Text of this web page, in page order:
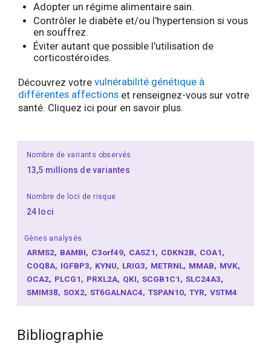
Adopter un régime alimentaire sain.
Contrôler le diabète et/ou l'hypertension si vous
en souffrez.
Éviter autant que possible l'utilisation de
corticostéroïdes.
Découvrez votre vulnérabilité génétique à
différentes affections et renseignez-vous sur votre
santé. Cliquez ici pour en savoir plus.
Nombre de variants observés
13,5 millions de variantes
Nombre de loci de risque
24 loci
Gènes analysés
ARMS2 BAMBI C3orf49 CASZ1 CDKN2B COA1
COQ8A IGFBP3 KYNU LRIG3 METRNL MMAB MVK
OCA2 PLCG1 PRXL2A QKI SCGB1C1 SLC24A3
SMIM38 SOX2 ST6GALNAC4 TSPAN10 TYR VSTM4
Bibliographie